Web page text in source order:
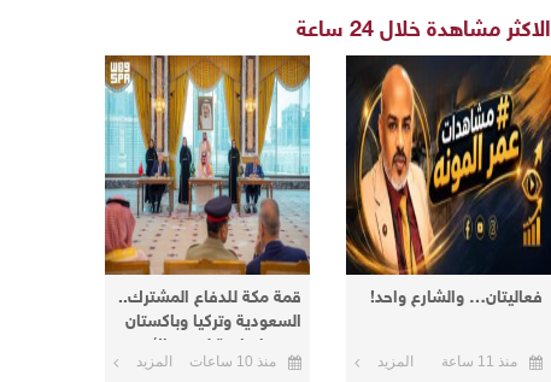
الاكثر مشاهدة خلال 24 ساعة
فعاليتان… والشارع واحد!
منذ 11 ساعة المزيد
قمة مكة للدفاع المشترك..
السعودية وتركيا وباكستان
توقع اتفاقية لتعزيز الأمن
والردع
منذ 10 ساعات المزيد